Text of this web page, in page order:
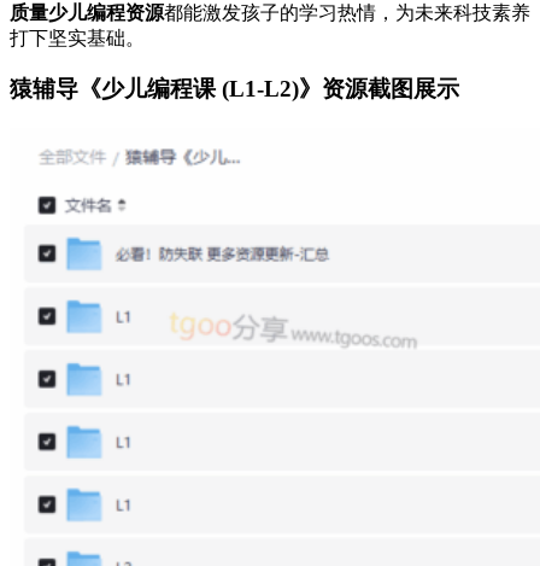
质量少儿编程资源都能激发孩子的学习热情，为未来科技素养
打下坚实基础。
猿辅导《少儿编程课 (L1-L2)》资源截图展示